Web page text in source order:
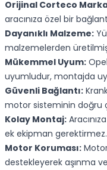
Orijinal Corteco
aracınıza özel bir
Dayanıklı Malzeme:
malzemelerden
Mükemmel Uyum:
uyumludur, montajda
Güvenli Bağlantı:
motor sisteminin doğru
Kolay Montaj:
ek ekipman gerektirmez.
Motor Koruması:
destekleyerek aşınma